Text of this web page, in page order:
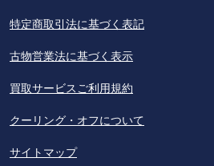
特定商取引法に基づく表記
古物営業法に基づく表示
買取サービスご利用規約
クーリング・オフについて
サイトマップ